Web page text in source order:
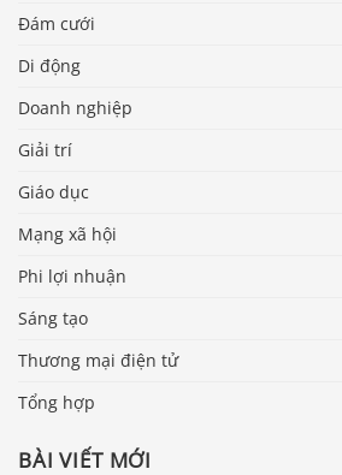
Đám cưới
Di động
Doanh nghiệp
Giải trí
Giáo dục
Mạng xã hội
Phi lợi nhuận
Sáng tạo
Thương mại điện tử
Tổng hợp
BÀI VIẾT MỚI